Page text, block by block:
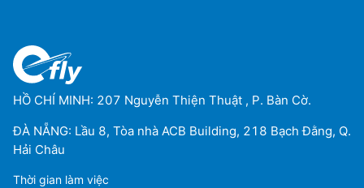
HỒ CHÍ MINH: 207 Nguyễn Thiện Thuật , P. Bàn Cờ.
ĐÀ NẴNG: Lầu 8, Tòa nhà ACB Building, 218 Bạch Đằng, Q.
Hải Châu
Thời gian làm việc